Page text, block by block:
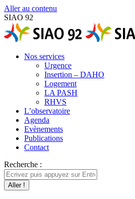
Aller au contenu
SIAO 92
Nos services
Urgence
Insertion – DAHO
Logement
LA PASH
RHVS
L’observatoire
Agenda
Evènements
Publications
Contact
Recherche :